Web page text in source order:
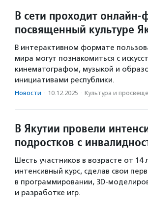
В сети проходит онлайн-
посвященный культуре
В интерактивном формате
мира могут познакомиться с
кинематографом, музыкой и
инициативами республики.
Новости · 10.12.2025 · Культура и
В Якутии провели
подростков с
Шесть участников в возрасте от 14
интенсивный курс, сделав свои
в программировании, 3D-
и разработке игр.